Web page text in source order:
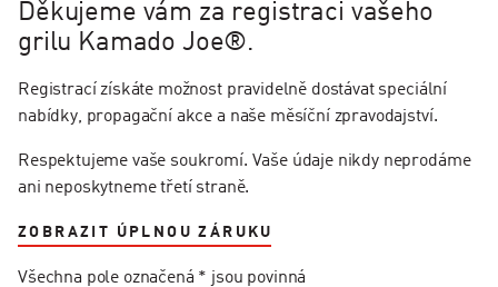
Děkujeme vám za registraci vašeho
grilu Kamado Joe®.
Registrací získáte možnost pravidelně dostávat speciální
nabídky, propagační akce a naše měsíční zpravodajství.
Respektujeme vaše soukromí. Vaše údaje nikdy neprodáme
ani neposkytneme třetí straně.
ZOBRAZIT ÚPLNOU ZÁRUKU
Všechna pole označená * jsou povinná